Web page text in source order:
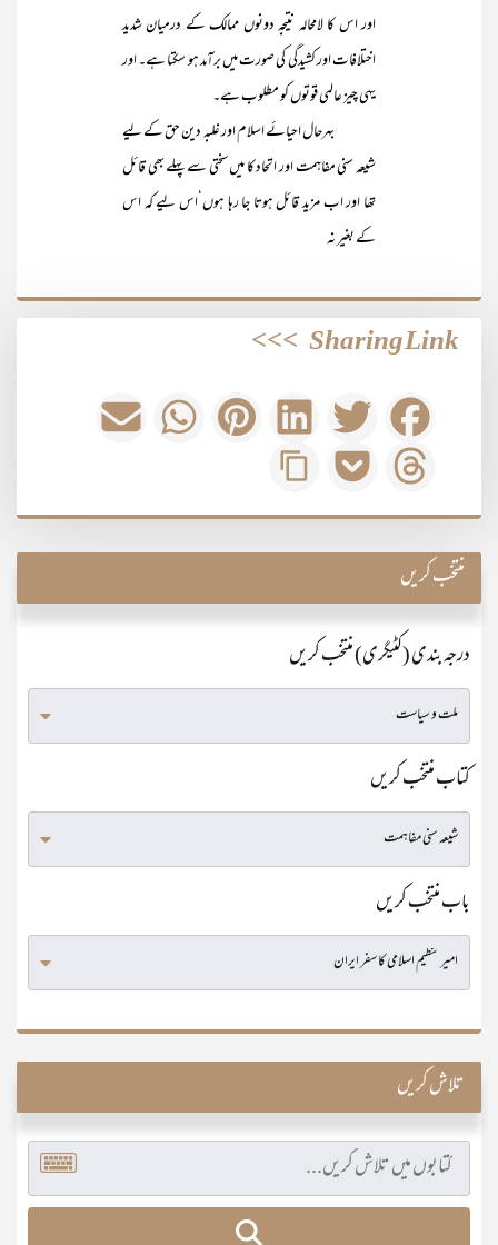
اور اس کا لامحالہ نتیجہ دونوں ممالک کے درمیان شدید
اختلافات اور کشیدگی کی صورت میں برآمد ہو سکتا ہے۔ اور
یہی چیز عالمی قوتوں کو مطلوب ہے۔
بہرحال احیائے اسلام اور غلبہ دین حق کے لیے
شیعہ سنی مفاہمت اور اتحاد کا میں سختی سے پہلے بھی قائل
تھا اور اب مزید قائل ہوتا جا رہا ہوں‘اس لیے کہ اس
کے بغیر نہ
Sharing Link
>>>
منتخب کریں
درجہ بندی (کٹیگری) منتخب کریں
کتاب منتخب کریں
باب منتخب کریں
تلاش کریں